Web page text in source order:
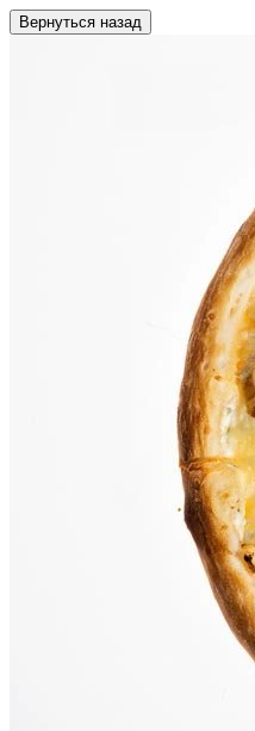
Вернуться назад